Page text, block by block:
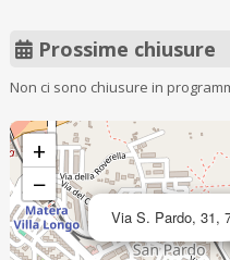
Prossime chiusure
Non ci sono chiusure in
Via S. Pardo, 31,
+
−